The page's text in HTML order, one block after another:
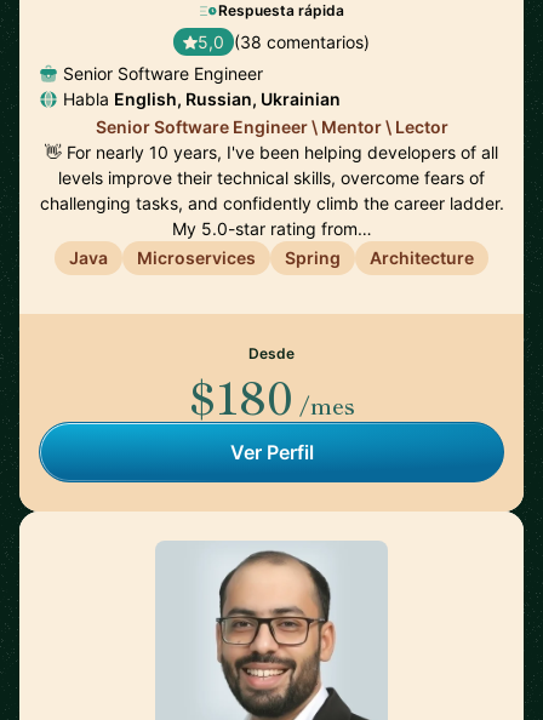
Respuesta rápida
5,0 (38 comentarios)
Senior Software Engineer
Habla English, Russian, Ukrainian
Senior Software Engineer \ Mentor \ Lector
👋 For nearly 10 years, I've been helping developers of all
levels improve their technical skills, overcome fears of
challenging tasks, and confidently climb the career ladder.
My 5.0-star rating from…
Java
Microservices Spring Architecture
Desde
$180 /mes
Ver Perfil